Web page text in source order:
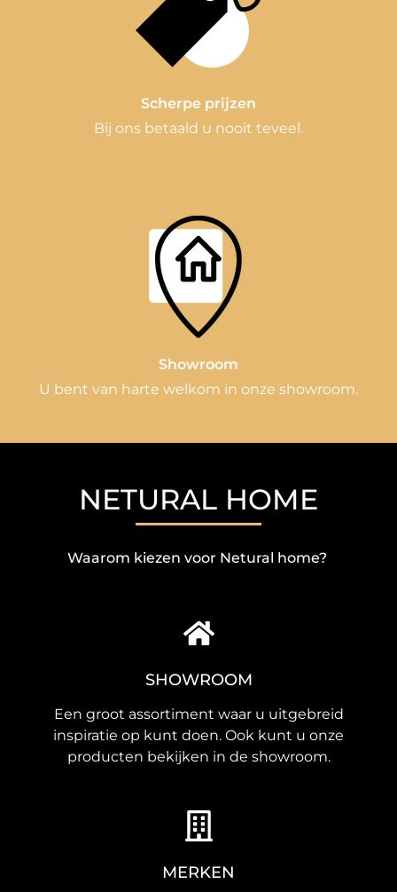
Scherpe prijzen
Bij ons betaald u nooit teveel.
Showroom
U bent van harte welkom in onze showroom.
NETURAL HOME
Waarom kiezen voor Netural home?
SHOWROOM
Een groot assortiment waar u uitgebreid
inspiratie op kunt doen. Ook kunt u onze
producten bekijken in de showroom.
MERKEN